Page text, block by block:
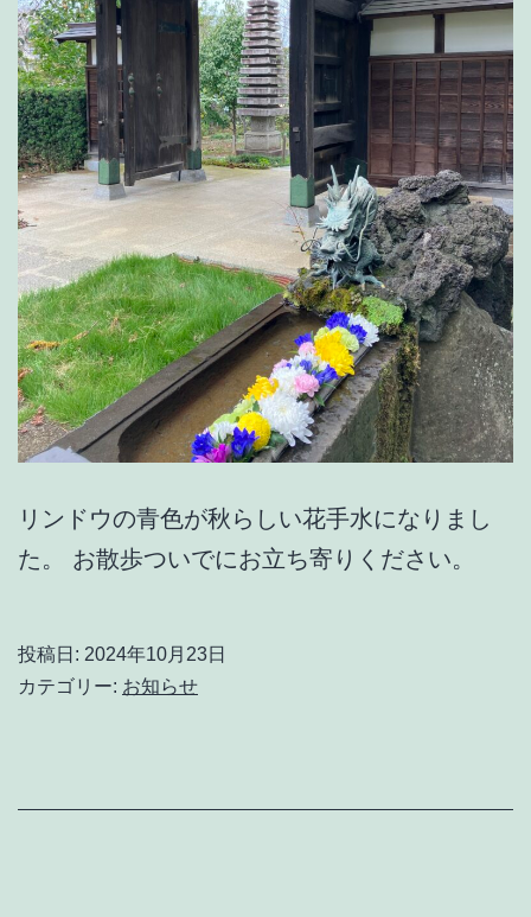
リンドウの青色が秋らしい花手水になりまし
た。 お散歩ついでにお立ち寄りください。
投稿日: 2024年10月23日
カテゴリー: お知らせ